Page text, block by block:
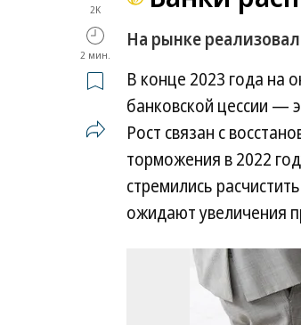
2K
2 мин.
На рынке
В конце 2023 года на
банковской цессии —
Рост связан с
торможения в 2022
стремились
ожидают увеличения